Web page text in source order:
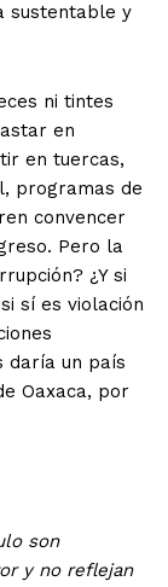
sustentable y
ni tintes
en
en tuercas,
programas de
convencer
Pero la
¿Y si
sí es violación
daría un país
Oaxaca, por
son
y no reflejan